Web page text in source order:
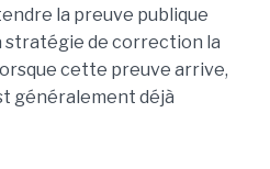
la preuve publique
stratégie de correction la
cette preuve arrive,
généralement déjà